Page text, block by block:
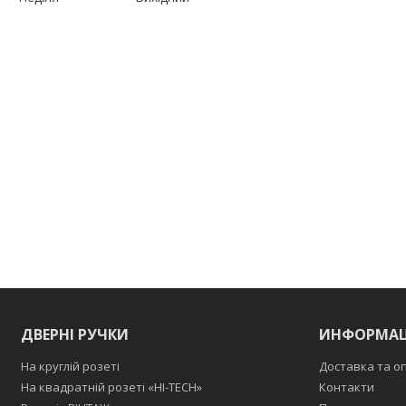
ДВЕРНІ РУЧКИ
На круглій розеті
На квадратній розеті «HI-TECH»
Доставка та
Контакти